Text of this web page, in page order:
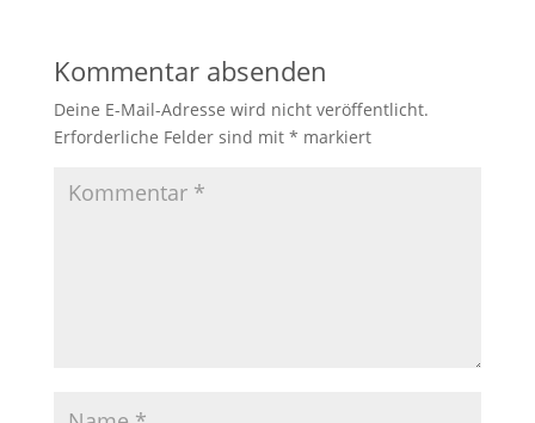
Kommentar absenden
Deine E-Mail-Adresse wird nicht veröffentlicht.
Erforderliche Felder sind mit * markiert